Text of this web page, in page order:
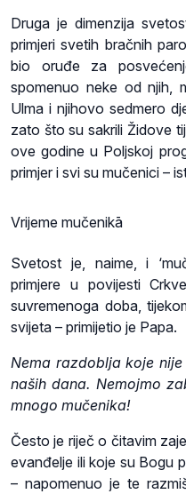
Druga je dimenzija
primjeri svetih bračnih
bio oruđe za
spomenuo neke od njih,
Ulma i njihovo sedmero
zato što su sakrili Židove
ove godine u Poljskoj
primjer i svi su mučenici –
Vrijeme mučenikā
Svetost je, naime, i
primjere u povijesti
suvremenoga doba,
svijeta – primijetio je Papa.
Nema razdoblja koje
naših dana. Nemojmo
mnogo mučenika!
Često je riječ o čitavim
evanđelje ili koje su Bogu
– napomenuo je te